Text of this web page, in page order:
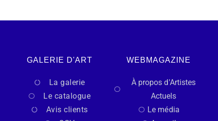
GALERIE D'ART
La galerie
Le catalogue
Avis clients
WEBMAGAZINE
À propos d'Artistes
Actuels
Le média